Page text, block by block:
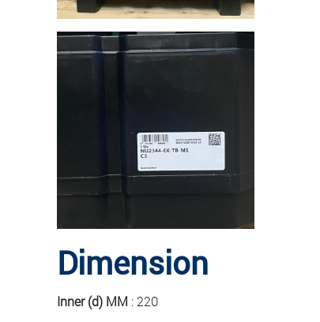
Dimension
Inner (d) MM : 220